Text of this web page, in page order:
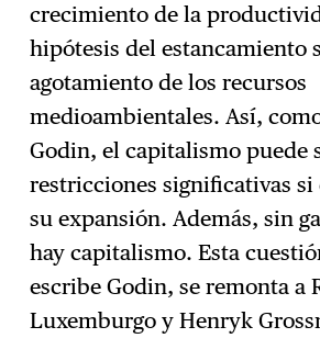
crecimiento de la
hipótesis del estancamiento
agotamiento de los recursos
medioambientales. Así,
Godin, el capitalismo puede
restricciones significativas
su expansión. Además, sin
hay capitalismo. Esta
escribe Godin, se remonta a
Luxemburgo y Henryk